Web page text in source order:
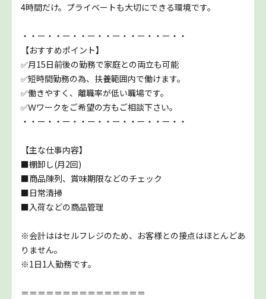
4時間だけ。プライベートも大切にできる環境です。
・・ー・・ー・・ー・・ー・・ー・・ー・・
【おすすめポイント】
✅月15日前後の勤務で家庭との両立も可能
✅短時間勤務の為、扶養範囲内で働けます。
✅働きやすく、離職率が低い職場です。
✅Ｗワークをご希望の方もご相談下さい。
・・ー・・ー・・ー・・ー・・ー・・ー・・
【主な仕事内容】
■棚卸し(月2回)
■商品陳列、賞味期限などのチェック
■日常清掃
■入荷などの商品管理
※会計ははセルフレジのため、お客様との接点はほとんどあ
りません。
※1日1人勤務です。
＝＝＝＝＝＝＝＝＝＝＝＝＝＝＝